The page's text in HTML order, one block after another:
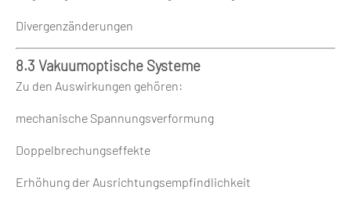
Divergenzänderungen
8.3 Vakuumoptische Systeme
Zu den Auswirkungen gehören:
mechanische Spannungsverformung
Doppelbrechungseffekte
Erhöhung der Ausrichtungsempfindlichkeit